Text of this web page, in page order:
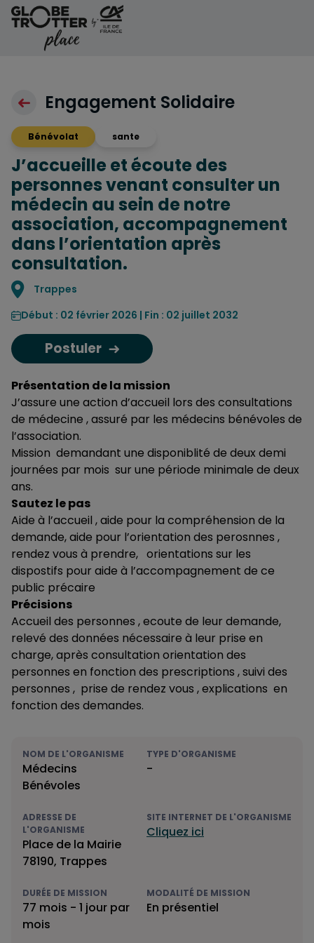
Aller au contenu
Engagement Solidaire
Bénévolat sante
J’accueille et écoute des
personnes venant consulter un
médecin au sein de notre
association, accompagnement
dans l’orientation après
consultation.
Localisation
Trappes
Début : 02 février 2026 | Fin : 02 juillet 2032
Postuler
Présentation de la mission
J’assure une action d’accueil lors des consultations
de médecine , assuré par les médecins bénévoles de
l’association.
Mission demandant une disponiblité de deux demi
journées par mois sur une période minimale de deux
ans.
Sautez le pas
Aide à l’accueil , aide pour la compréhension de la
demande, aide pour l’orientation des perosnnes ,
rendez vous à prendre, orientations sur les
dispostifs pour aide à l’accompagnement de ce
public précaire
Précisions
Accueil des personnes , ecoute de leur demande,
relevé des données nécessaire à leur prise en
charge, après consultation orientation des
personnes en fonction des prescriptions , suivi des
personnes , prise de rendez vous , explications en
fonction des demandes.
NOM DE L'ORGANISME
Médecins
Bénévoles
TYPE D'ORGANISME
-
ADRESSE DE
L'ORGANISME
Place de la Mairie
78190, Trappes
SITE INTERNET DE L'ORGANISME
Cliquez ici
DURÉE DE MISSION
77 mois - 1 jour par
mois
MODALITÉ DE MISSION
En présentiel